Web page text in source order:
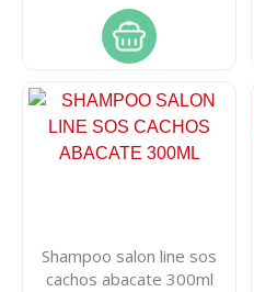
Shampoo salon line sos
cachos abacate 300ml